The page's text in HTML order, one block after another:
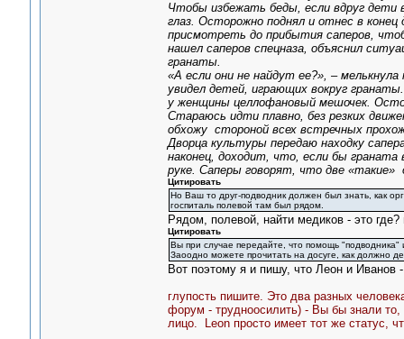
Чтобы избежать беды, если вдруг дети
глаз. Осторожно поднял и отнес в
присмотреть до прибытия саперов,
нашел саперов спецназа, объяснил
гранаты.
«А если они не найдут ее?», –
увидел детей, играющих вокруг
у женщины целлофановый мешочек.
Стараюсь идти плавно, без резких
обхожу стороной всех встречных
Дворца культуры передаю находку
наконец, доходит, что, если бы
руке. Саперы говорят, что две
Цитировать
Но Ваш то друг-подводник должен был знать, как
госпиталь полевой там был рядом.
Рядом, полевой, найти медиков - это где?
Цитировать
Вы при случае передайте, что помощь
Заоодно можете прочитать на досуге, как должно
Вот поэтому я и пишу, что Леон и Иванов
глупость пишите. Это два разных
форум - трудноосилить) - Вы бы знали то,
лицо. Leon просто имеет тот же статус,